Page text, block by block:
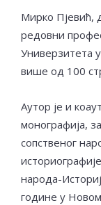
Мирко Пјевић,
редовни
Универзитета
више од 100
Аутор је и
монографија,
сопственог
народа-
године у